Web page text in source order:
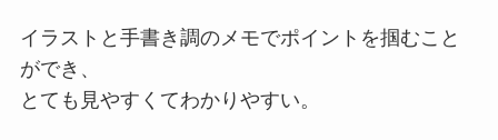
イラストと手書き調のメモでポイントを掴むこと
ができ、
とても見やすくてわかりやすい。